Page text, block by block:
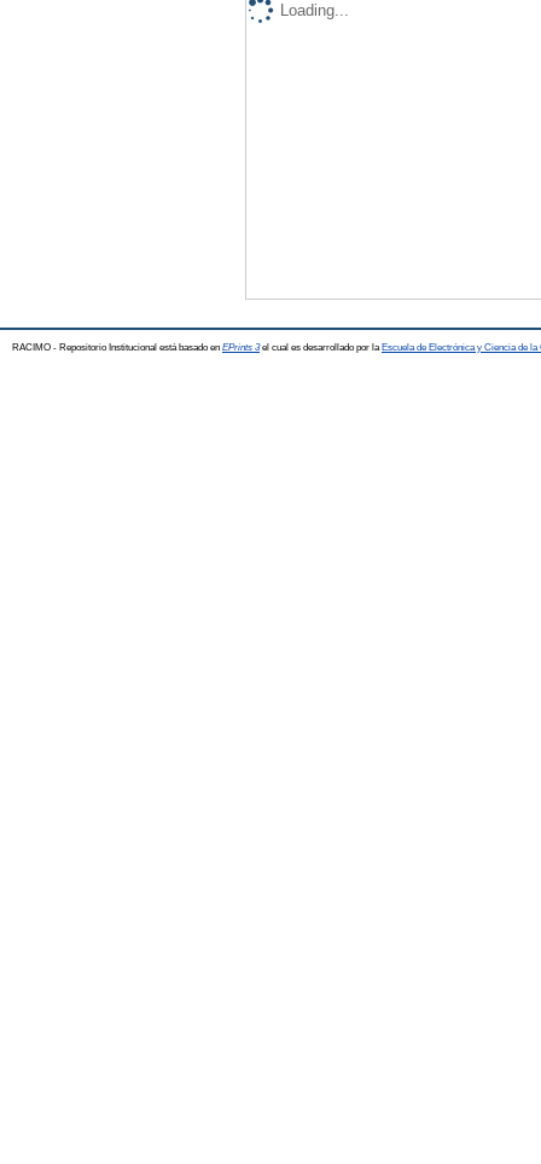
Loading...
RACIMO - Repositorio Institucional está basado en EPrints 3el cual es desarrollado por la Escuela de Electrónica y Ciencia de la